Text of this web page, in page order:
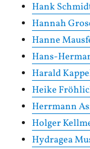
Hank
Hannah
Hanne
Hans-
Harald
Heike
Herrmann
Holger
Hydragea